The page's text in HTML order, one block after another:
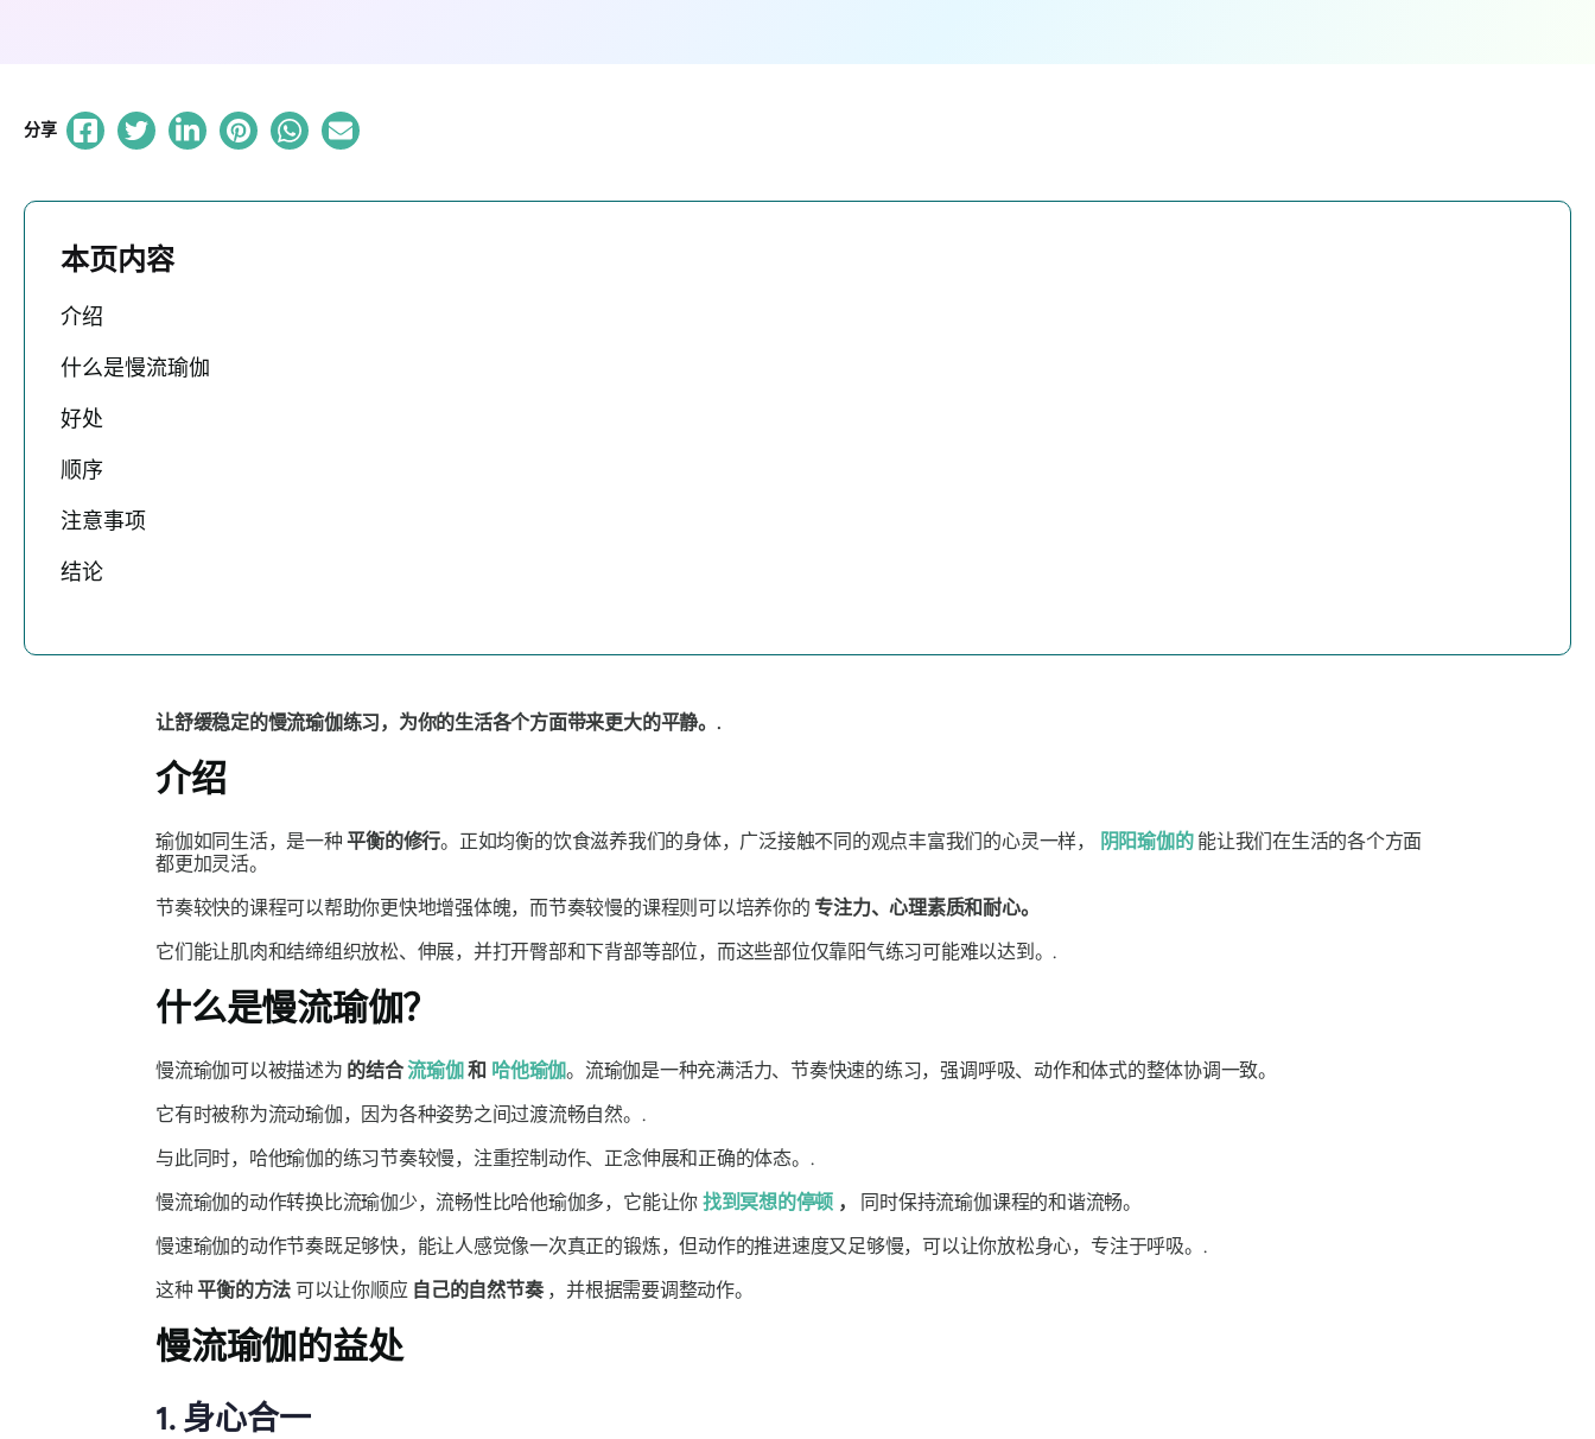
分享
本页内容
介绍
什么是慢流瑜伽
好处
顺序
注意事项
结论
让舒缓稳定的慢流瑜伽练习，为你的生活各个方面带来更大的平静。.
介绍
瑜伽如同生活，是一种平衡的修行。正如均衡的饮食滋养我们的身体，广泛接触不同的观点丰富我们的心灵一样， 阴阳瑜伽的能让我们在生活的各个方面
都更加灵活。
节奏较快的课程可以帮助你更快地增强体魄，而节奏较慢的课程则可以培养你的 专注力、心理素质和耐心。
它们能让肌肉和结缔组织放松、伸展，并打开臀部和下背部等部位，而这些部位仅靠阳气练习可能难以达到。.
什么是慢流瑜伽？
慢流瑜伽可以被描述为 的结合流瑜伽和 哈他瑜伽。流瑜伽是一种充满活力、节奏快速的练习，强调呼吸、动作和体式的整体协调一致。
它有时被称为流动瑜伽，因为各种姿势之间过渡流畅自然。.
与此同时，哈他瑜伽的练习节奏较慢，注重控制动作、正念伸展和正确的体态。.
慢流瑜伽的动作转换比流瑜伽少，流畅性比哈他瑜伽多，它能让你 找到冥想的停顿 ， 同时保持流瑜伽课程的和谐流畅。
慢速瑜伽的动作节奏既足够快，能让人感觉像一次真正的锻炼，但动作的推进速度又足够慢，可以让你放松身心，专注于呼吸。.
这种 平衡的方法 可以让你顺应 自己的自然节奏，并根据需要调整动作。
慢流瑜伽的益处
1. 身心合一